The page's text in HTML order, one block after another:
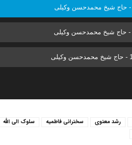
رشد معنوی سخنرانی فاطمیه سلوک الی الله